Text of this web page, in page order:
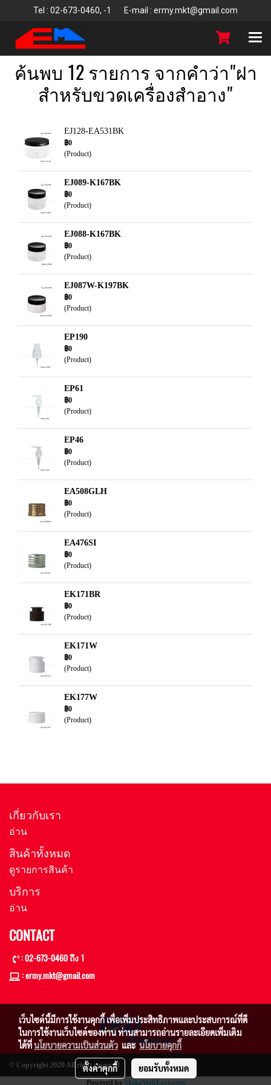
Tel : 02-673-0460, -1 E-mail : ermy.mkt@gmail.com
ค้นพบ 12 รายการ จากคำว่า"ฝา
สำหรับขวดเครื่องสำอาง"
EJ128-EA531BK
฿0
(Product)
EJ089-K167BK
฿0
(Product)
EJ088-K167BK
฿0
(Product)
EJ087W-K197BK
฿0
(Product)
EP190
฿0
(Product)
EP61
฿0
(Product)
EP46
฿0
(Product)
EA508GLH
฿0
(Product)
EA476SI
฿0
(Product)
EK171BR
฿0
(Product)
EK171W
฿0
(Product)
EK177W
฿0
(Product)
เกี่ยวกับเรา
อ่าน
สินค้าทั้งหมด
ดูรายการสินค้า
บริการ
อ่าน
CONTACT
: 02-673-0460 ถึง 1
: ermy.mkt@gmail.com
© Copyright 2020 All right reserved
Powered by MakeWebEasy.com
เว็บไซต์นี้มีการใช้งานคุกกี้ เพื่อเพิ่มประสิทธิภาพและประสบการณ์ที่ดี
ในการใช้งานเว็บไซต์ของท่าน ท่านสามารถอ่านรายละเอียดเพิ่มเติม
ได้ที่นโยบายความเป็นส่วนตัว และนโยบายคุกกี้
ตั้งค่าคุกกี้ ยอมรับทั้งหมด